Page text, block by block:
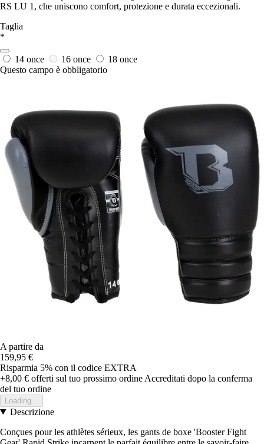
RS LU 1, che uniscono comfort, protezione e durata eccezionali.
Taglia
*
14 once 16 once
18 once
Questo campo è obbligatorio
A partire da
159,95 €
Risparmia 5% con il codice EXTRA
+8,00 € offerti sul tuo prossimo ordine Accreditati dopo la conferma
del tuo ordine
Loading...
Descrizione
Conçues pour les athlètes sérieux, les gants de boxe 'Booster Fight